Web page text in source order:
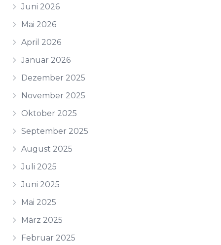
Juni 2026
Mai 2026
April 2026
Januar 2026
Dezember 2025
November 2025
Oktober 2025
September 2025
August 2025
Juli 2025
Juni 2025
Mai 2025
März 2025
Februar 2025